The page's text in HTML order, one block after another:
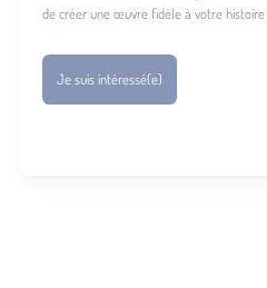
de créer une œuvre fidèle à votre
Je suis intéressé(e)